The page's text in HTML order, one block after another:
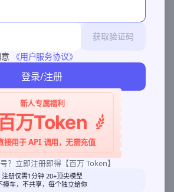
获取验证码
《用户服务协议》
登录/注册
新人专属福利
万Token
接用于 API 调用，无需充值
？立即注册即得【百万 Token】
注册仅需1分钟 20+顶尖模型
撞车，不共享，每个独立给你